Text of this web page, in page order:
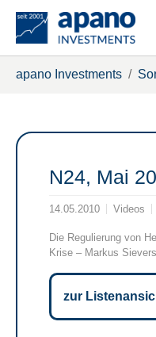
apano Investments
N24, Mai
14.05.2010 Videos
Die Regulierung von
Krise – Markus
zur